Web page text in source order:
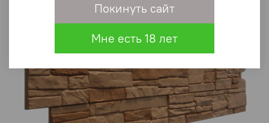
Покинуть сайт
Мне есть 18 лет